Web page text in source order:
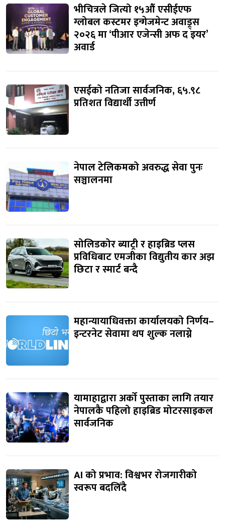
भीचित्रले जित्यो १५औं एसीईएफ
ग्लोबल कस्टमर इन्गेजमेन्ट अवाड्र्स
२०२६ मा ‘पीआर एजेन्सी अफ द इयर’
अवार्ड
एसईको नतिजा सार्वजनिक, ६५.९८
प्रतिशत विद्यार्थी उत्तीर्ण
नेपाल टेलिकमको अवरुद्ध सेवा पुनः
सञ्चालनमा
सोलिडकोर ब्याट्री र हाइब्रिड प्लस
प्रविधिबाट एमजीका विद्युतीय कार अझ
छिटा र स्मार्ट बन्दै
महान्यायाधिवक्ता कार्यालयको निर्णय–
इन्टरनेट सेवामा थप शुल्क नलाग्ने
यामाहाद्वारा अर्को पुस्ताका लागि तयार
नेपालकै पहिलो हाइब्रिड मोटरसाइकल
सार्वजनिक
AI को प्रभाव: विश्वभर रोजगारीको
स्वरूप बदलिँदै